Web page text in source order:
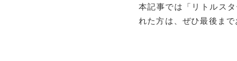
本記事では「リトルス
れた方は、ぜひ最後まで